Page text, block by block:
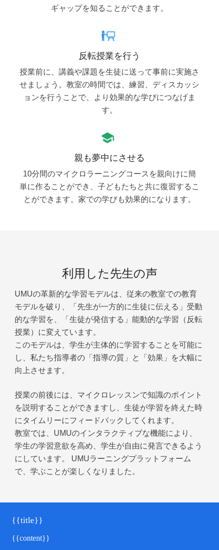
ギャップを知ることができます。
反転授業を行う
授業前に、講義や課題を生徒に送って事前に実施さ
せましょう。教室の時間では、練習、ディスカッシ
ョンを行うことで、より効果的な学びにつなげま
す。
親も夢中にさせる
10分間のマイクロラーニングコースを親向けに簡
単に作ることができ、子どもたちと共に復習するこ
とができます。家での学びも効果的になります。
利用した先生の声
UMUの革新的な学習モデルは、従来の教室での教育
モデルを破り、「先生が一方的に生徒に伝える」受動
的な学習を、「生徒が発信する」能動的な学習（反転
授業）に変えています。
このモデルは、学生が主体的に学習することを可能に
し、私たち指導者の「指導の質」と「効果」を大幅に
向上させます。
授業の前後には、マイクロレッスンで知識のポイント
を説明することができますし、生徒が学習を終えた時
にタイムリーにフィードバックしてくれます。
教室では、UMUのインタラクティブな機能により、
学生の学習意欲を高め、学生が自由に発言できるよう
にしています。 UMUラーニングプラットフォーム
で、学ぶことが楽しくなりました。
{{title}}
{{content}}